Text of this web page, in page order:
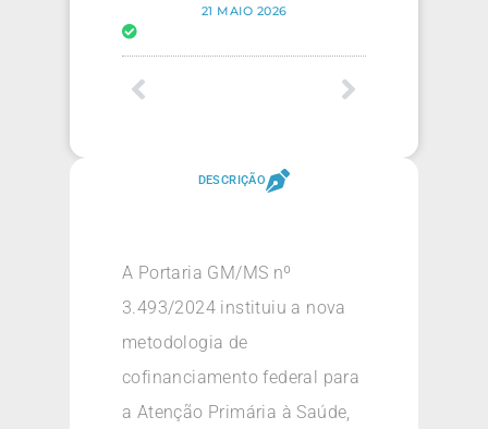
21 MAIO 2026
DESCRIÇÃO
A Portaria GM/MS nº
3.493/2024 instituiu a nova
metodologia de
cofinanciamento federal para
a Atenção Primária à Saúde,